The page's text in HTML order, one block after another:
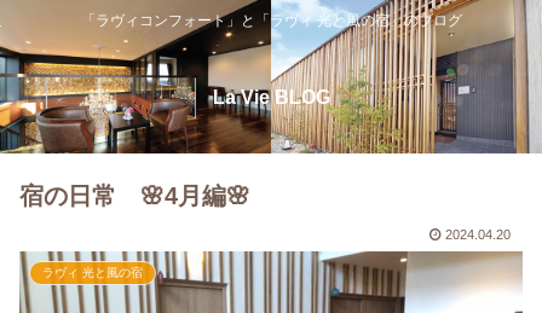
「ラヴィコンフォート」と「ラヴィ 光と風の宿」のブログ
La Vie BLOG
宿の日常 🌸4月編🌸
2024.04.20
ラヴィ 光と風の宿